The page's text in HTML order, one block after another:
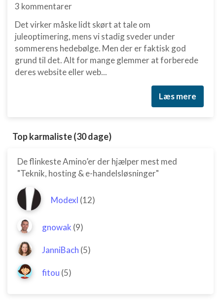
3 kommentarer
Det virker måske lidt skørt at tale om
juleoptimering, mens vi stadig sveder under
sommerens hedebølge. Men der er faktisk god
grund til det. Alt for mange glemmer at forberede
deres website eller web...
Læs mere
Top karmaliste (30 dage)
De flinkeste Amino’er der hjælper mest med
"Teknik, hosting & e-handelsløsninger"
Modexl (12)
gnowak (9)
JanniBach (5)
fitou (5)